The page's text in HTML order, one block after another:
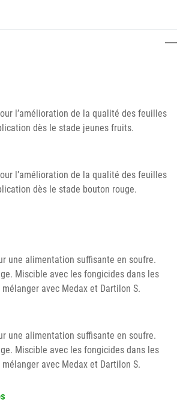
l’amélioration de la qualité des feuilles
dès le stade jeunes fruits.
l’amélioration de la qualité des feuilles
dès le stade bouton rouge.
une alimentation suffisante en soufre.
Miscible avec les fongicides dans les
avec Medax et Dartilon S.
une alimentation suffisante en soufre.
Miscible avec les fongicides dans les
avec Medax et Dartilon S.